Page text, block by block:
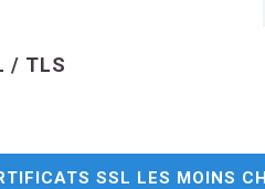
/ TLS
SSL LES MOINS